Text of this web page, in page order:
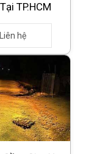
TP.HCM